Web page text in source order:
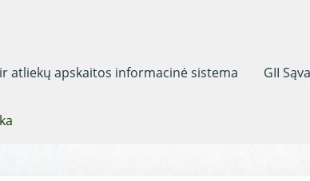
atliekų apskaitos informacinė sistema GII